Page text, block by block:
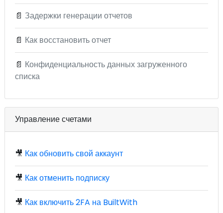
📄 Задержки генерации отчетов
📄 Как восстановить отчет
📄 Конфиденциальность данных загруженного
списка
Управление счетами
🎥 Как обновить свой аккаунт
🎥 Как отменить подписку
🎥 Как включить 2FA на BuiltWith